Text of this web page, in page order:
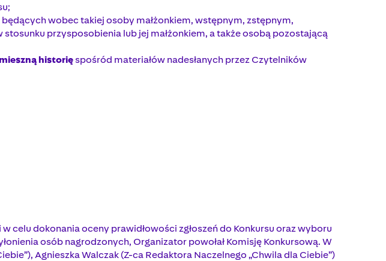
wobec takiej osoby małżonkiem, wstępnym, zstępnym,
przysposobienia lub jej małżonkiem, a także osobą pozostającą
historięspośród materiałów nadesłanych przez Czytelników
celu dokonania oceny prawidłowości zgłoszeń do Konkursu oraz wyboru
osób nagrodzonych, Organizator powołał Komisję Konkursową. W
Agnieszka Walczak (Z-ca Redaktora Naczelnego „Chwila dla Ciebie”)